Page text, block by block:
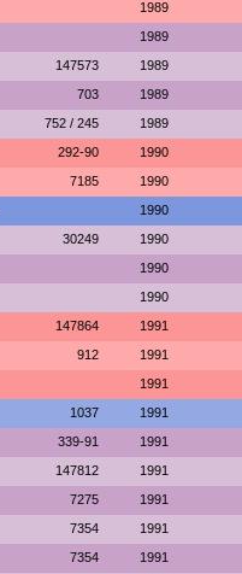
1989
1989
147573 1989
703 1989
752 / 245 1989
292-90 1990
7185 1990
1990
30249 1990
1990
1990
147864 1991
912 1991
1991
1037 1991
339-91 1991
147812 1991
7275 1991
7354 1991
7354 1991